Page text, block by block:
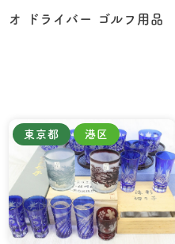
オ ドライバー ゴルフ用品
東京都 港区